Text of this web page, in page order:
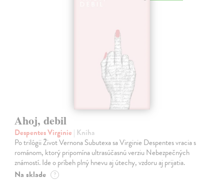
Ahoj, debil
Despentes Virginie | Kniha
Po trilógii Život Vernona Subutexa sa Virginie Despentes vracia s
románom, ktorý pripomína ultrasúčasnú verziu Nebezpečných
známostí. Ide o príbeh plný hnevu aj útechy, vzdoru aj prijatia.
Na sklade ?